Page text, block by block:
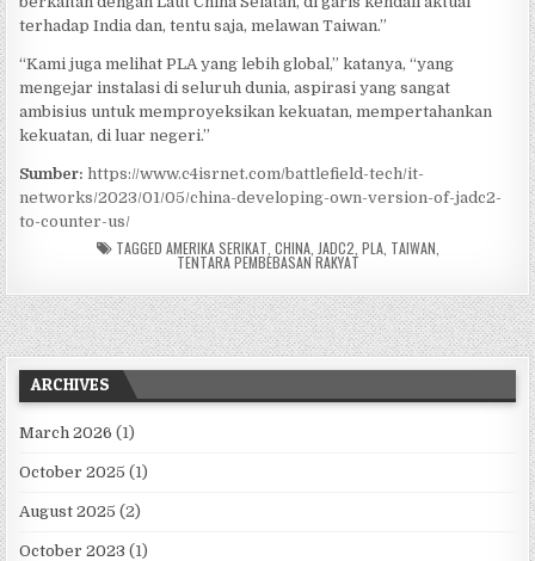
terhadap India dan, tentu saja, melawan Taiwan.”
“Kami juga melihat PLA yang lebih global,” katanya, “yang
mengejar instalasi di seluruh dunia, aspirasi yang sangat
ambisius untuk memproyeksikan kekuatan, mempertahankan
kekuatan, di luar negeri.”
Sumber: https://www.c4isrnet.com/battlefield-tech/it-
networks/2023/01/05/china-developing-own-version-of-jadc2-
to-counter-us/
TAGGED AMERIKA SERIKAT CHINA, JADC2 PLA, TAIWAN
TENTARA PEMBEBASAN RAKYAT
ARCHIVES
March 2026 (1)
October 2025 (1)
August 2025 (2)
October 2023 (1)